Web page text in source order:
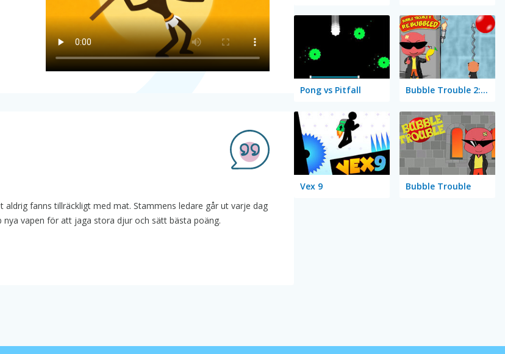
fanns tillräckligt med mat. Stammens ledare går ut varje dag
vapen för att jaga stora djur och sätt bästa poäng.
Pong vs Pitfall Bubble Trouble 2: Rebubbled
Vex 9 Bubble Trouble